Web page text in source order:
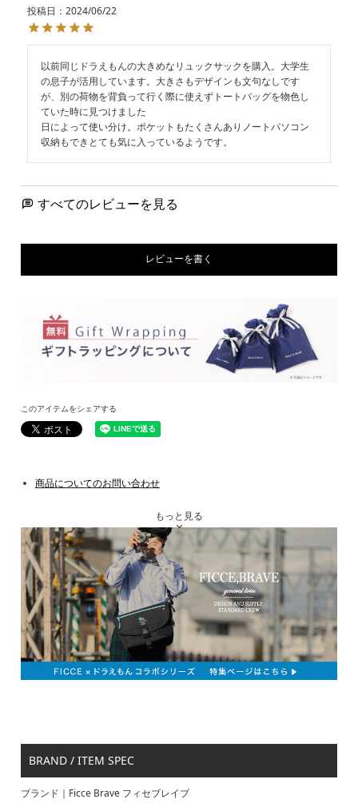
投稿日
2024/06/22
以前同じドラえもんの大きめなリュックサックを購入。大学生
の息子が活用しています。大きさもデザインも文句なしです
が、別の荷物を背負って行く際に使えずトートバッグを物色し
ていた時に見つけました
日によって使い分け。ポケットもたくさんありノートパソコン
収納もできとても気に入っているようです。
すべてのレビューを見る
レビューを書く
このアイテムをシェアする
商品についてのお問い合わせ
もっと見る
BRAND / ITEM SPEC
ブランド｜Ficce Brave フィセブレイブ